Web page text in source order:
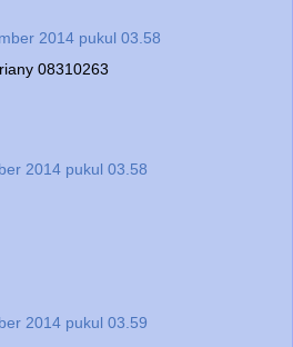
2014 pukul 03.58
08310263
2014 pukul 03.58
2014 pukul 03.59